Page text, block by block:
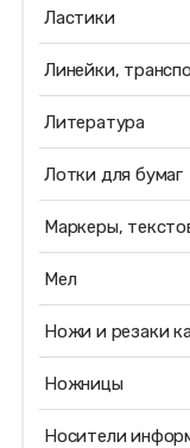
Ластики
Линейки,
Литература
Лотки для бумаг
Маркеры,
Мел
Ножи и резаки
Ножницы
Носители